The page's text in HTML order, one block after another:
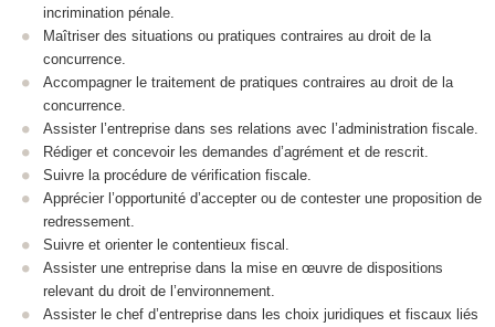
incrimination pénale.
Maîtriser des situations ou pratiques contraires au droit de la
concurrence.
Accompagner le traitement de pratiques contraires au droit de la
concurrence.
Assister l’entreprise dans ses relations avec l’administration fiscale.
Rédiger et concevoir les demandes d’agrément et de rescrit.
Suivre la procédure de vérification fiscale.
Apprécier l’opportunité d’accepter ou de contester une proposition de
redressement.
Suivre et orienter le contentieux fiscal.
Assister une entreprise dans la mise en œuvre de dispositions
relevant du droit de l’environnement.
Assister le chef d’entreprise dans les choix juridiques et fiscaux liés